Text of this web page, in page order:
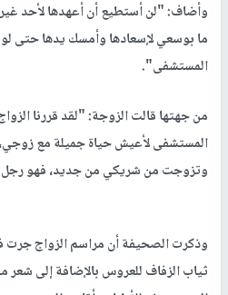
وأضاف: "لن أستطيع أن أعهدها لأحد
ما بوسعي لإسعادها وأمسك يدها حتى
المستشفى".
من جهتها قالت الزوجة: "لقد قررنا
المستشفى لأعيش حياة جميلة مع
وتزوجت من شريكي من جديد، فهو
وذكرت الصحيفة أن مراسم الزواج
ثياب الزفاف للعروس بالإضافة إلى